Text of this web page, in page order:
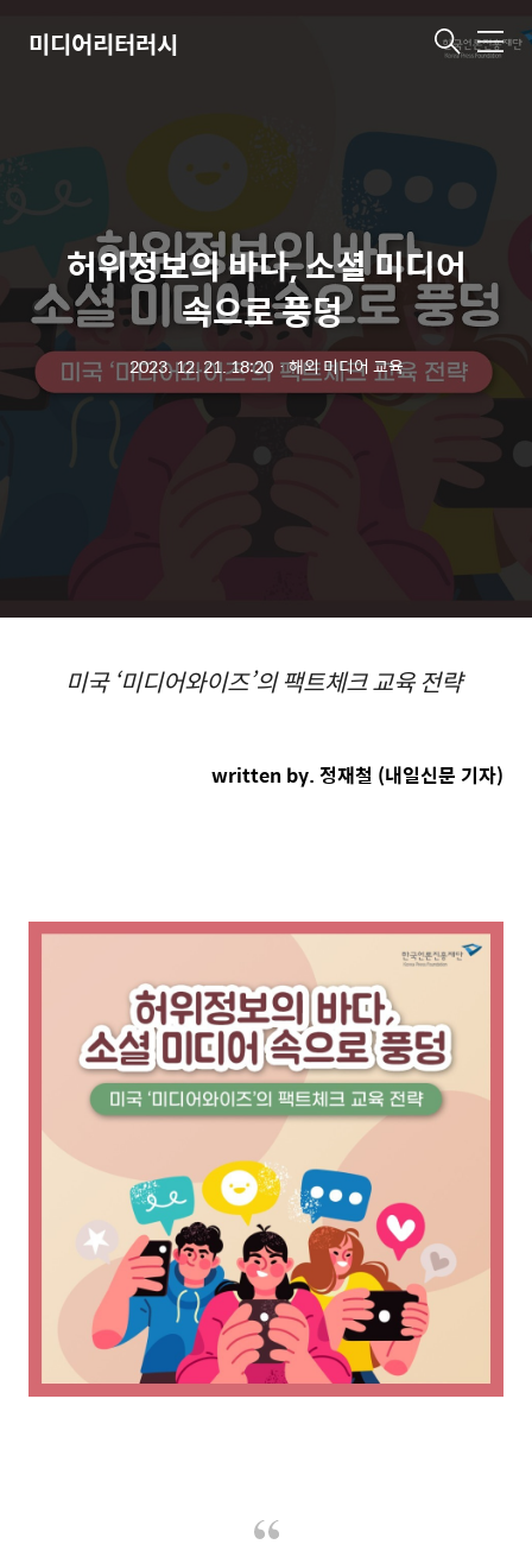
미디어리터러시 메
허위정보의 바다, 소셜 미디어
속으로 풍덩 ​
2023. 12. 21. 18:20ㆍ해외 미디어 교육
미국 ‘미디어와이즈’의 팩트체크 교육 전략
written by. 정재철 (내일신문 기자)